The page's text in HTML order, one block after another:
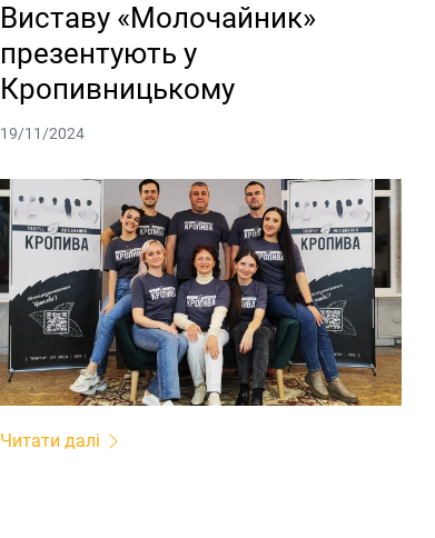
Виставу «Молочайник»
презентують у
Кропивницькому
19/11/2024
Читати далі